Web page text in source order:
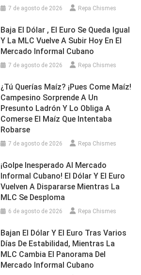
7 de agosto de 2026 Repa Chismes
Baja El Dólar , El Euro Se Queda Igual
Y La MLC Vuelve A Subir Hoy En El
Mercado Informal Cubano
7 de agosto de 2026 Repa Chismes
¿Tú Querías Maíz? ¡Pues Come Maíz!
Campesino Sorprende A Un
Presunto Ladrón Y Lo Obliga A
Comerse El Maíz Que Intentaba
Robarse
7 de agosto de 2026 Repa Chismes
¡Golpe Inesperado Al Mercado
Informal Cubano! El Dólar Y El Euro
Vuelven A Dispararse Mientras La
MLC Se Desploma
6 de agosto de 2026 Repa Chismes
Bajan El Dólar Y El Euro Tras Varios
Días De Estabilidad, Mientras La
MLC Cambia El Panorama Del
Mercado Informal Cubano